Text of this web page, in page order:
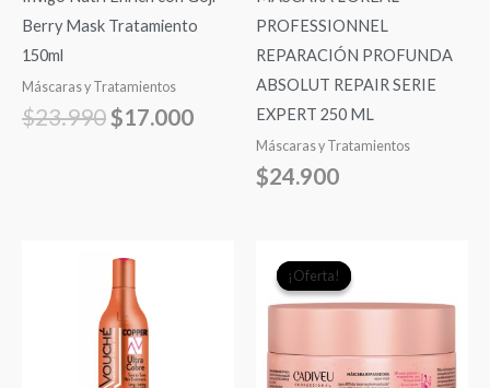
Berry Mask Tratamiento
150ml
Máscaras y Tratamientos
$23.990 $17.000
PROFESSIONNEL
REPARACIÓN PROFUNDA
ABSOLUT REPAIR SERIE
EXPERT 250 ML
Máscaras y Tratamientos
$24.900
¡Oferta!
¡Oferta! precio
original
$21.990.
actual